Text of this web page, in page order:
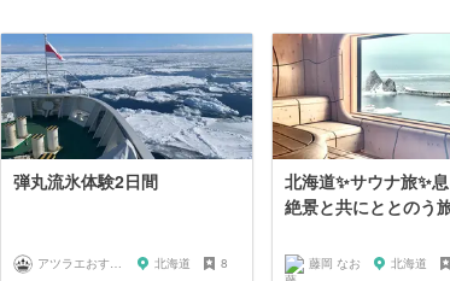
弾丸流氷体験2日間
アツラエおすすめ旅プラン！ 北海道 8
北海道✨サウナ旅✨
絶景と共にととのう
藤岡 なお 北海道